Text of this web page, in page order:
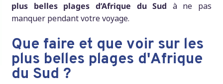
plus belles plages d’Afrique du Sud à ne pas
manquer pendant votre voyage.
Que faire et que voir sur les
plus belles plages d'Afrique
du Sud ?